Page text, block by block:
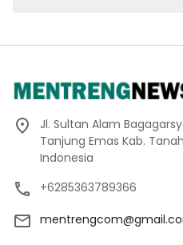
Jl. Sultan Alam
Tanjung Emas Kab.
Indonesia
+6285363789366